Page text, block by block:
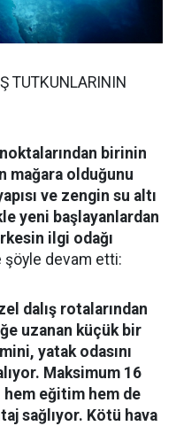
TUTKUNLARININ
birinin
mağara olduğunu
ve zengin su altı
yeni başlayanlardan
ilgi odağı
şöyle devam etti:
dalış rotalarından
uzanan küçük bir
yatak odasını
Maksimum 16
eğitim hem de
sağlıyor. Kötü hava